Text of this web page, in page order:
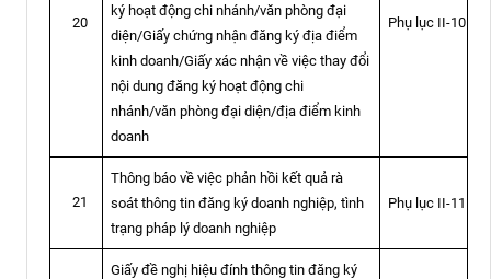
20
ký hoạt động chi nhánh/văn phòng đại
diện/Giấy chứng nhận đăng ký địa điểm
kinh doanh/Giấy xác nhận về việc thay đổi
nội dung đăng ký hoạt động chi
nhánh/văn phòng đại diện/địa điểm kinh
doanh
Phụ lục II-10
21
Thông báo về việc phản hồi kết quả rà
soát thông tin đăng ký doanh nghiệp, tình
trạng pháp lý doanh nghiệp
Phụ lục II-11
Giấy đề nghị hiệu đính thông tin đăng ký